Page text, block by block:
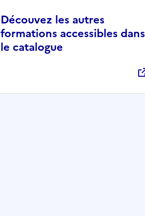
Découvez les autres
formations accessibles dans
le catalogue